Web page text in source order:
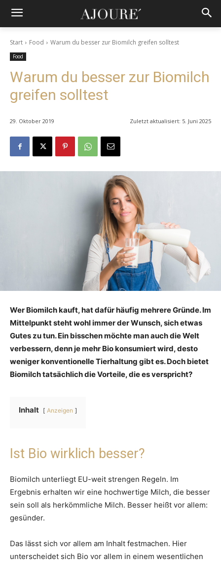
Start Food Warum du besser zur Biomilch greifen solltest
Food
Warum du besser zur Biomilch
greifen solltest
29. Oktober 2019 Zuletzt aktualisiert: 5. Juni 2025
Wer Biomilch kauft, hat dafür häufig mehrere Gründe. Im
Mittelpunkt steht wohl immer der Wunsch, sich etwas
Gutes zu tun. Ein bisschen möchte man auch die Welt
verbessern, denn je mehr Bio konsumiert wird, desto
weniger konventionelle Tierhaltung gibt es. Doch bietet
Biomilch tatsächlich die Vorteile, die es verspricht?
Inhalt Anzeigen
Ist Bio wirklich besser?
Biomilch unterliegt EU-weit strengen Regeln. Im
Ergebnis erhalten wir eine hochwertige Milch, die besser
sein soll als herkömmliche Milch. Besser heißt vor allem:
gesünder.
Das lässt sich vor allem am Inhalt festmachen. Hier
unterscheidet sich Bio vor allem in einem wesentlichen